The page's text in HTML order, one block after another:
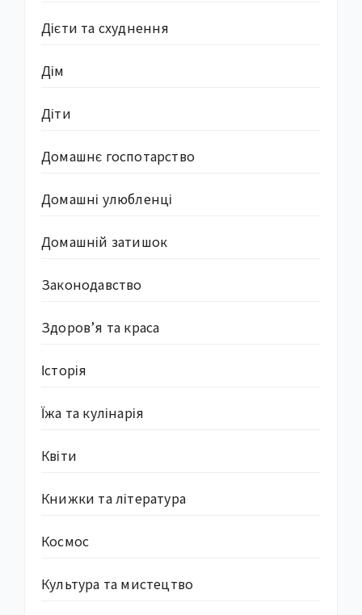
Дієти та схуднення
Дім
Діти
Домашнє госпотарство
Домашні улюбленці
Домашній затишок
Законодавство
Здоров’я та краса
Історія
Їжа та кулінарія
Квіти
Книжки та література
Космос
Культура та мистецтво